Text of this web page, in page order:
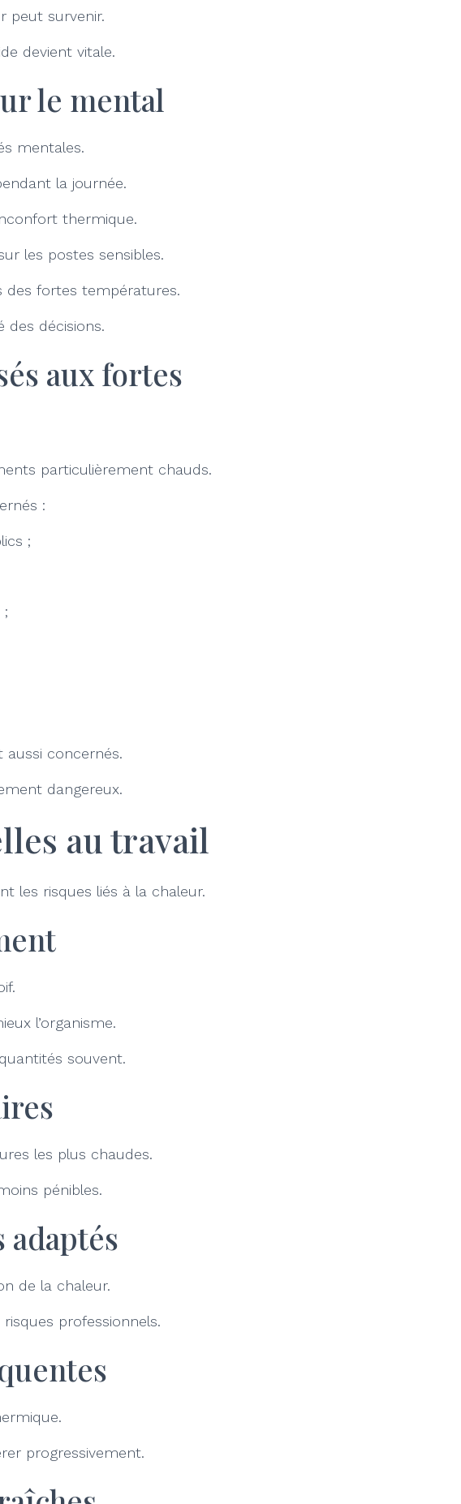
peut survenir.
devient vitale.
le mental
mentales.
la journée.
thermique.
les postes sensibles.
des fortes températures.
des décisions.
aux fortes
particulièrement chauds.
:
;
;
aussi concernés.
dangereux.
au travail
les risques liés à la chaleur.
l’organisme.
souvent.
les plus chaudes.
pénibles.
adaptés
de la chaleur.
professionnels.
progressivement.